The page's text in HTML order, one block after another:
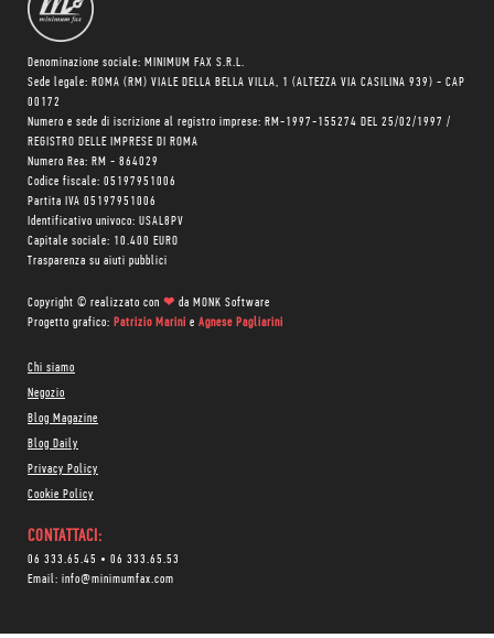
Denominazione sociale: MINIMUM FAX S.R.L.
Sede legale: ROMA (RM) VIALE DELLA BELLA VILLA, 1 (ALTEZZA VIA CASILINA 939) - CAP
00172
Numero e sede di iscrizione al registro imprese: RM-1997-155274 DEL 25/02/1997 /
REGISTRO DELLE IMPRESE DI ROMA
Numero Rea: RM - 864029
Codice fiscale: 05197951006
Partita IVA 05197951006
Identificativo univoco: USAL8PV
Capitale sociale: 10.400 EURO
Trasparenza su aiuti pubblici
Copyright © realizzato con ❤ da MONK Software
Progetto grafico: Patrizio Marini e Agnese Pagliarini
Chi siamo
Negozio
Blog Magazine
Blog Daily
Privacy Policy
Cookie Policy
CONTATTACI:
06 333.65.45 • 06 333.65.53
Email: info@minimumfax.com